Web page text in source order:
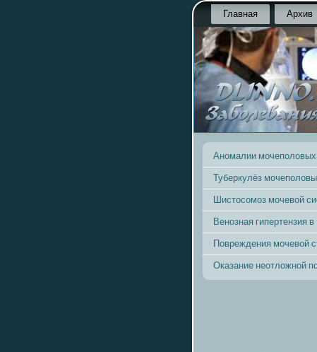
Главная Архив
Аномалии мочеполовых
Туберкулёз
Шистосомоз мочевой
Венозная гипертензия в
Повреждения мочевой
Оказание неотложной